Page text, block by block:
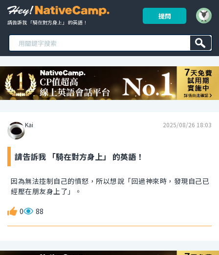
請告訴我 「騎在對方身上」 的英語！
提問
Kai 2025/08/26 18:03
請告訴我 「騎在對方身上」 的英語！
因為無法控制自己的憤怒，所以想說「回過神來時，發現自己已
經壓在朋友身上了」。
0 88